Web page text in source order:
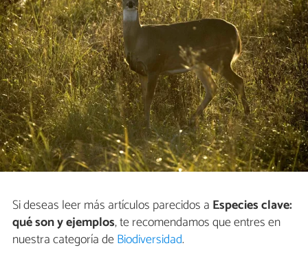
Si deseas leer más artículos parecidos a Especies clave:
qué son y ejemplos, te recomendamos que entres en
nuestra categoría deBiodiversidad.